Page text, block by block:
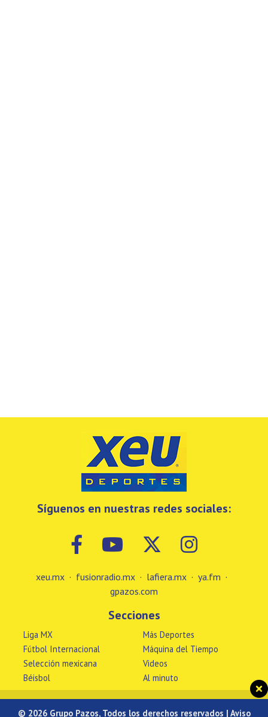
Síguenos en nuestras redes sociales:
xeu.mx · fusionradio.mx · lafiera.mx · ya.fm ·
gpazos.com
Secciones
Liga MX
Fútbol Internacional
Selección mexicana
Béisbol
Más Deportes
Máquina del Tiempo
Videos
Al minuto
© 2026 Grupo Pazos, Todos los derechos reservados | Aviso